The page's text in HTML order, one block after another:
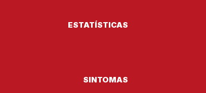
ESTATÍSTICAS
SINTOMAS